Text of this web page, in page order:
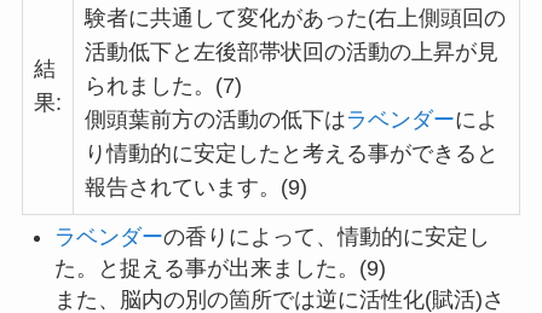
結
果:
験者に共通して変化があった(右上側頭回の
活動低下と左後部帯状回の活動の上昇が見
られました。(7)
側頭葉前方の活動の低下はラベンダーによ
り情動的に安定したと考える事ができると
報告されています。(9)
ラベンダーの香りによって、情動的に安定し
た。と捉える事が出来ました。(9)
また、脳内の別の箇所では逆に活性化(賦活)さ